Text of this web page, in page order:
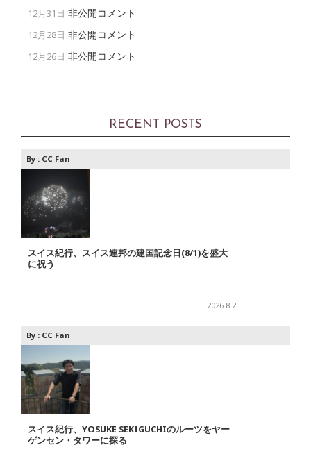
12月31日 非公開コメント
12月28日 非公開コメント
12月26日 非公開コメント
RECENT POSTS
By : CC Fan
スイス紀行、スイス連邦の建国記念日(8/1)を盛大
に祝う
2026.8.2
By : CC Fan
スイス紀行、YOSUKE SEKIGUCHIのルーツをヤー
ゲンセン・タワーに探る